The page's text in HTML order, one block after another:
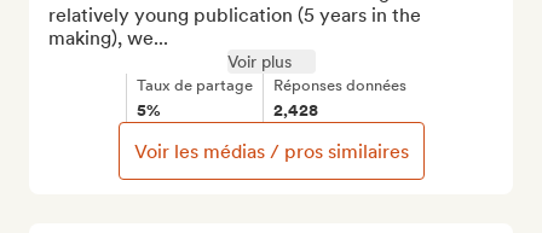
relatively young publication (5 years in the
making), we...
Voir plus
Taux de partage
5%
Réponses données
2,428
Voir les médias / pros similaires